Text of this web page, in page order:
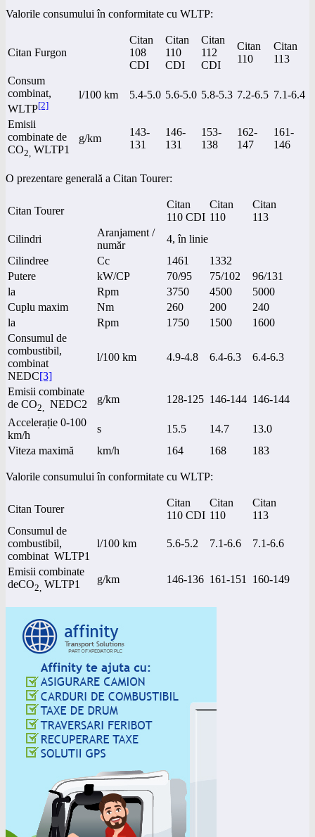
Valorile consumului în conformitate cu WLTP:
Citan Furgon
Citan
108
CDI
Citan
110
CDI
Citan
112
CDI
Citan
110
Citan
113
Consum
combinat,
WLTP[2]
l/100 km 5.4-5.0 5.6-5.0 5.8-5.3 7.2-6.5 7.1-6.4
Emisii
combinate de
CO2, WLTP1
g/km
143-
131
146-
131
153-
138
162-
147
161-
146
O prezentare generală a Citan Tourer:
Citan Tourer
Citan
110 CDI
Citan
110
Citan
113
Cilindri
Aranjament /
număr
4, în linie
Cilindree
Cc 1461
1332
Putere
kW/CP 70/95 75/102
96/131
la
Rpm 3750 4500
5000
Cuplu maxim
Nm 260 200
240
la
Rpm 1750 1500
1600
Consumul de
combustibil,
combinat
NEDC[3]
l/100 km 4.9-4.8 6.4-6.3 6.4-6.3
Emisii combinate
de CO2, NEDC2 g/km 128-125 146-144 146-144
Accelerație 0-100
km/h
s 15.5 14.7
13.0
Viteza maximă
km/h 164 168 183
Valorile consumului în conformitate cu WLTP:
Citan Tourer
Citan
110 CDI
Citan
110
Citan
113
Consumul de
combustibil,
combinat WLTP1
l/100 km 5.6-5.2 7.1-6.6 7.1-6.6
Emisii combinate
deCO2, WLTP1 g/km 146-136 161-151 160-149